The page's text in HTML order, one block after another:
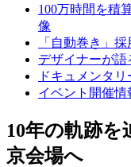
100万時間を積
像
「自動巻き」
デザイナーが語
ドキュメンタ
イベント開催情
10年の軌跡を
京会場へ